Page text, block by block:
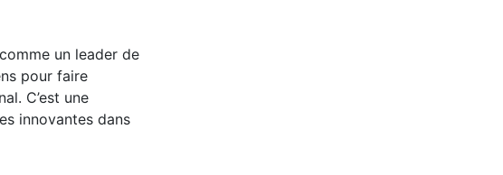
un leader de
pour faire
C’est une
innovantes dans